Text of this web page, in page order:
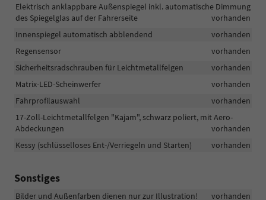
Elektrisch anklappbare Außenspiegel inkl. automatische Dimmung
des Spiegelglas auf der Fahrerseite
vorhanden
Innenspiegel automatisch abblendend
vorhanden
Regensensor
vorhanden
Sicherheitsradschrauben für Leichtmetallfelgen
vorhanden
Matrix-LED-Scheinwerfer
vorhanden
Fahrprofilauswahl
vorhanden
17-Zoll-Leichtmetallfelgen "Kajam", schwarz poliert, mit Aero-
Abdeckungen
vorhanden
Kessy (schlüsselloses Ent-/Verriegeln und Starten)
vorhanden
Sonstiges
Bilder und Außenfarben dienen nur zur Illustration! vorhanden